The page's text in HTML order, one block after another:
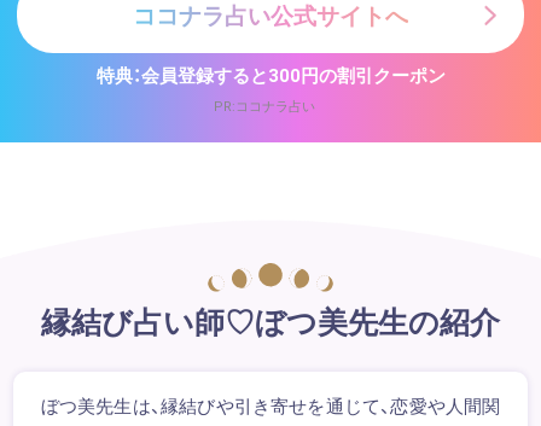
ココナラ占い公式サイトへ
特典：会員登録すると300円の割引クーポン
PR:ココナラ占い
縁結び占い師♡ぼつ美先生の紹介
ぼつ美先生は、縁結びや引き寄せを通じて、恋愛や人間関